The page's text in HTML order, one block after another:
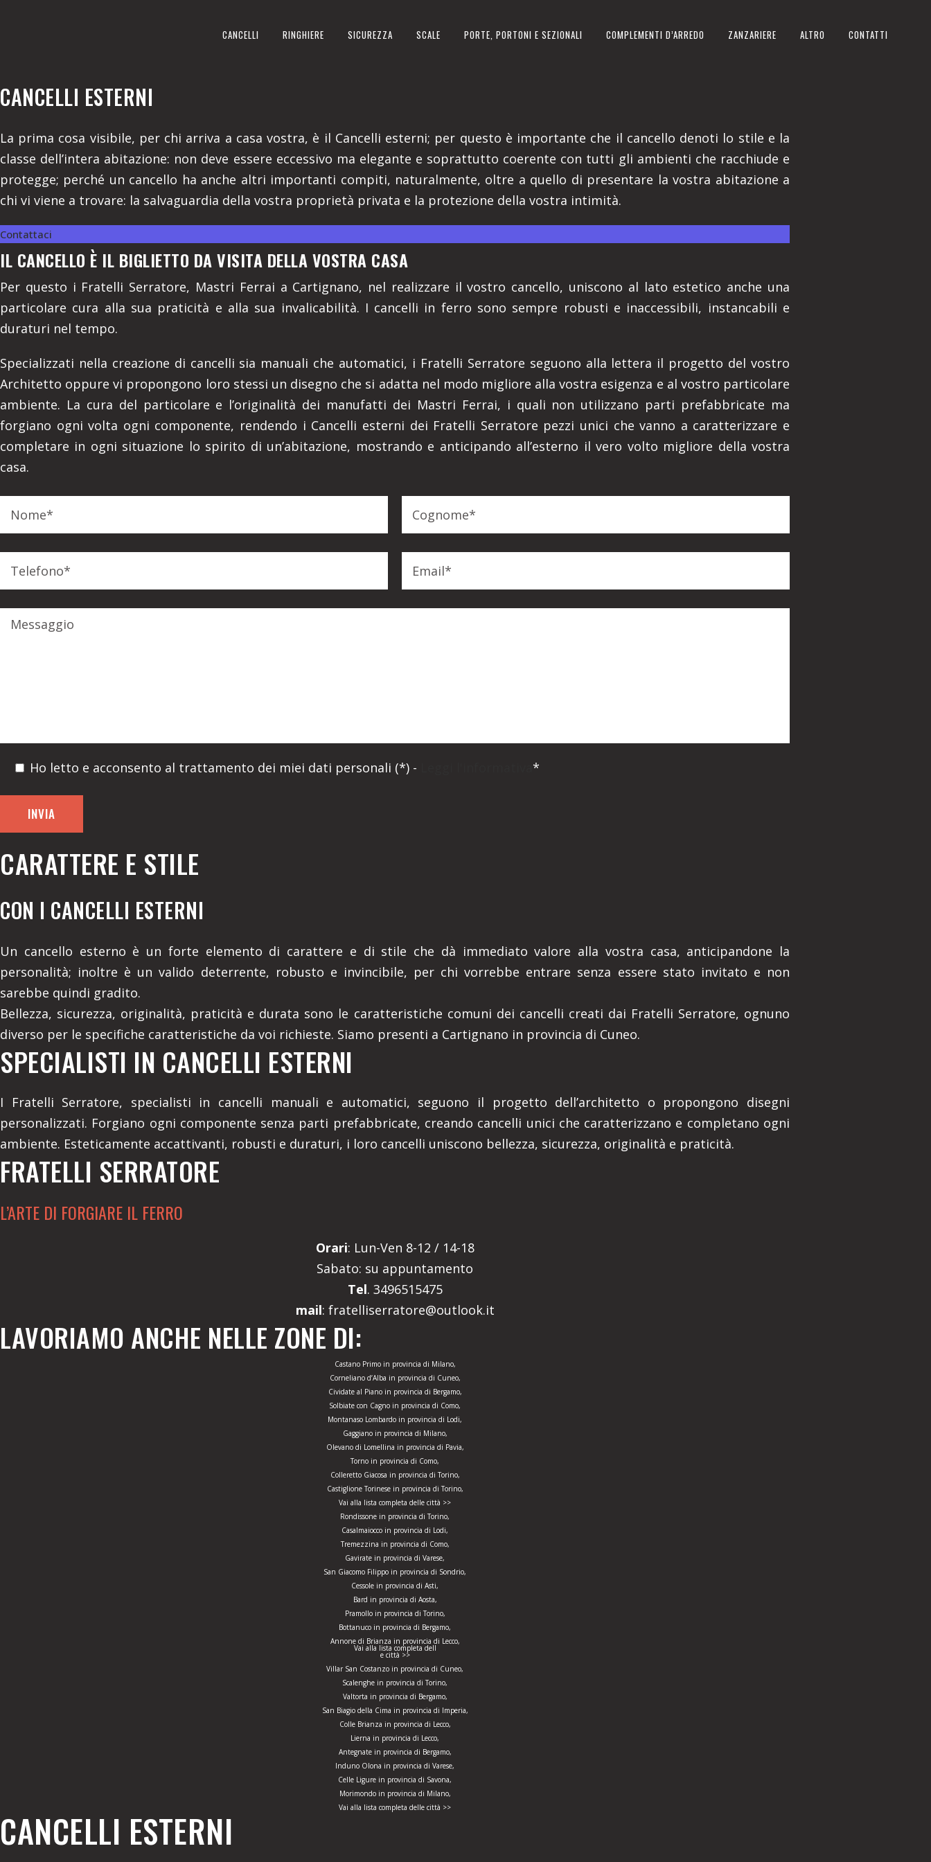
CANCELLI RINGHIERE SICUREZZA SCALE PORTE, PORTONI E SEZIONALI COMPLEMENTI D’ARREDO ZANZARIERE ALTRO CONTATTI
REALIZZIAMO A CARTIGNANO IN PROVINCIA DI CUNEO
CANCELLI ESTERNI
La prima cosa visibile, per chi arriva a casa vostra, è il Cancelli esterni; per questo è importante che il cancello denoti lo stile e la
classe dell’intera abitazione: non deve essere eccessivo ma elegante e soprattutto coerente con tutti gli ambienti che racchiude e
protegge; perché un cancello ha anche altri importanti compiti, naturalmente, oltre a quello di presentare la vostra abitazione a
chi vi viene a trovare: la salvaguardia della vostra proprietà privata e la protezione della vostra intimità.
Contattaci
IL CANCELLO È IL BIGLIETTO DA VISITA DELLA VOSTRA CASA
Per questo i Fratelli Serratore, Mastri Ferrai a Cartignano, nel realizzare il vostro cancello, uniscono al lato estetico anche una
particolare cura alla sua praticità e alla sua invalicabilità. I cancelli in ferro sono sempre robusti e inaccessibili, instancabili e
duraturi nel tempo.
Specializzati nella creazione di cancelli sia manuali che automatici, i Fratelli Serratore seguono alla lettera il progetto del vostro
Architetto oppure vi propongono loro stessi un disegno che si adatta nel modo migliore alla vostra esigenza e al vostro particolare
ambiente. La cura del particolare e l’originalità dei manufatti dei Mastri Ferrai, i quali non utilizzano parti prefabbricate ma
forgiano ogni volta ogni componente, rendendo i Cancelli esterni dei Fratelli Serratore pezzi unici che vanno a caratterizzare e
completare in ogni situazione lo spirito di un’abitazione, mostrando e anticipando all’esterno il vero volto migliore della vostra
casa.
Ho letto e acconsento al trattamento dei miei dati personali (*) - *
CARATTERE E STILE
CON I CANCELLI ESTERNI
Un cancello esterno è un forte elemento di carattere e di stile che dà immediato valore alla vostra casa, anticipandone la
personalità; inoltre è un valido deterrente, robusto e invincibile, per chi vorrebbe entrare senza essere stato invitato e non
sarebbe quindi gradito.
Bellezza, sicurezza, originalità, praticità e durata sono le caratteristiche comuni dei cancelli creati dai Fratelli Serratore, ognuno
diverso per le specifiche caratteristiche da voi richieste. Siamo presenti a Cartignano in provincia di Cuneo.
SPECIALISTI IN CANCELLI ESTERNI
I Fratelli Serratore, specialisti in cancelli manuali e automatici, seguono il progetto dell’architetto o propongono disegni
personalizzati. Forgiano ogni componente senza parti prefabbricate, creando cancelli unici che caratterizzano e completano ogni
ambiente. Esteticamente accattivanti, robusti e duraturi, i loro cancelli uniscono bellezza, sicurezza, originalità e praticità.
FRATELLI SERRATORE
L’ARTE DI FORGIARE IL FERRO
Orari: Lun-Ven 8-12 / 14-18
Sabato: su appuntamento
Tel. 3496515475
mail: fratelliserratore@outlook.it
LAVORIAMO ANCHE NELLE ZONE DI:
Castano Primo in provincia di Milano,
Corneliano d’Alba in provincia di Cuneo,
Cividate al Piano in provincia di Bergamo,
Solbiate con Cagno in provincia di Como,
Montanaso Lombardo in provincia di Lodi,
Gaggiano in provincia di Milano,
Olevano di Lomellina in provincia di Pavia,
Torno in provincia di Como,
Colleretto Giacosa in provincia di Torino,
Castiglione Torinese in provincia di Torino,
Vai alla lista completa delle città >>
Rondissone in provincia di Torino,
Casalmaiocco in provincia di Lodi,
Tremezzina in provincia di Como,
Gavirate in provincia di Varese,
San Giacomo Filippo in provincia di Sondrio,
Cessole in provincia di Asti,
Bard in provincia di Aosta,
Pramollo in provincia di Torino,
Bottanuco in provincia di Bergamo,
Annone di Brianza in provincia di Lecco,
Vai alla lista completa dell
e città >>
Villar San Costanzo in provincia di Cuneo,
Scalenghe in provincia di Torino,
Valtorta in provincia di Bergamo,
San Biagio della Cima in provincia di Imperia,
Colle Brianza in provincia di Lecco,
Lierna in provincia di Lecco,
Antegnate in provincia di Bergamo,
Induno Olona in provincia di Varese,
Celle Ligure in provincia di Savona,
Morimondo in provincia di Milano,
Vai alla lista completa delle città >>
CANCELLI ESTERNI